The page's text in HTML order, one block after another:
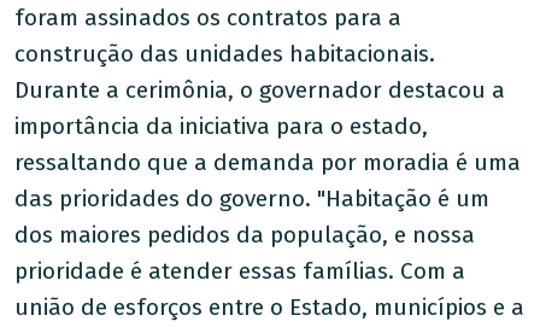
foram assinados os contratos para a
construção das unidades habitacionais.
Durante a cerimônia, o governador destacou a
importância da iniciativa para o estado,
ressaltando que a demanda por moradia é uma
das prioridades do governo. "Habitação é um
dos maiores pedidos da população, e nossa
prioridade é atender essas famílias. Com a
união de esforços entre o Estado, municípios e a